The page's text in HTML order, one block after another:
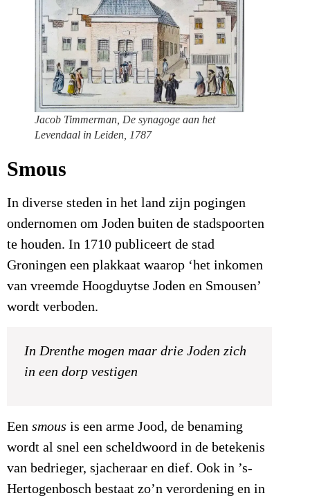
Jacob Timmerman, De synagoge aan het
Levendaal in Leiden , 1787
Smous
In diverse steden in het land zijn pogingen
ondernomen om Joden buiten de stadspoorten
te houden. In 1710 publiceert de stad
Groningen een plakkaat waarop ‘het inkomen
van vreemde Hoogduytse Joden en Smousen’
wordt verboden.
In Drenthe mogen maar drie Joden zich
in een dorp vestigen
Een smous is een arme Jood, de benaming
wordt al snel een scheldwoord in de betekenis
van bedrieger, sjacheraar en dief. Ook in ’s-
Hertogenbosch bestaat zo’n verordening en in